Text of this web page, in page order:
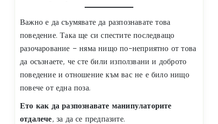
Важно е да съумявате да разпознавате това
поведение. Така ще си спестите последващо
разочарование – няма нищо по-неприятно от това
да осъзнаете, че сте били използвани и доброто
поведение и отношение към вас не е било нищо
повече от една поза.
Ето как да разпознавате манипулаторите
отдалече, за да се предпазите.